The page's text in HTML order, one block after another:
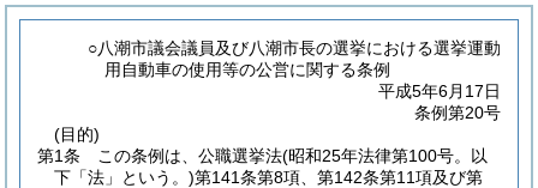
○八潮市議会議員及び八潮市長の選挙における選挙運動
用自動車の使用等の公営に関する条例
平成5年6月17日
条例第20号
(目的)
第1条
この条例は、公職選挙法(昭和25年法律第100号。以
下「法」という。)第141条第8項、第142条第11項及び第